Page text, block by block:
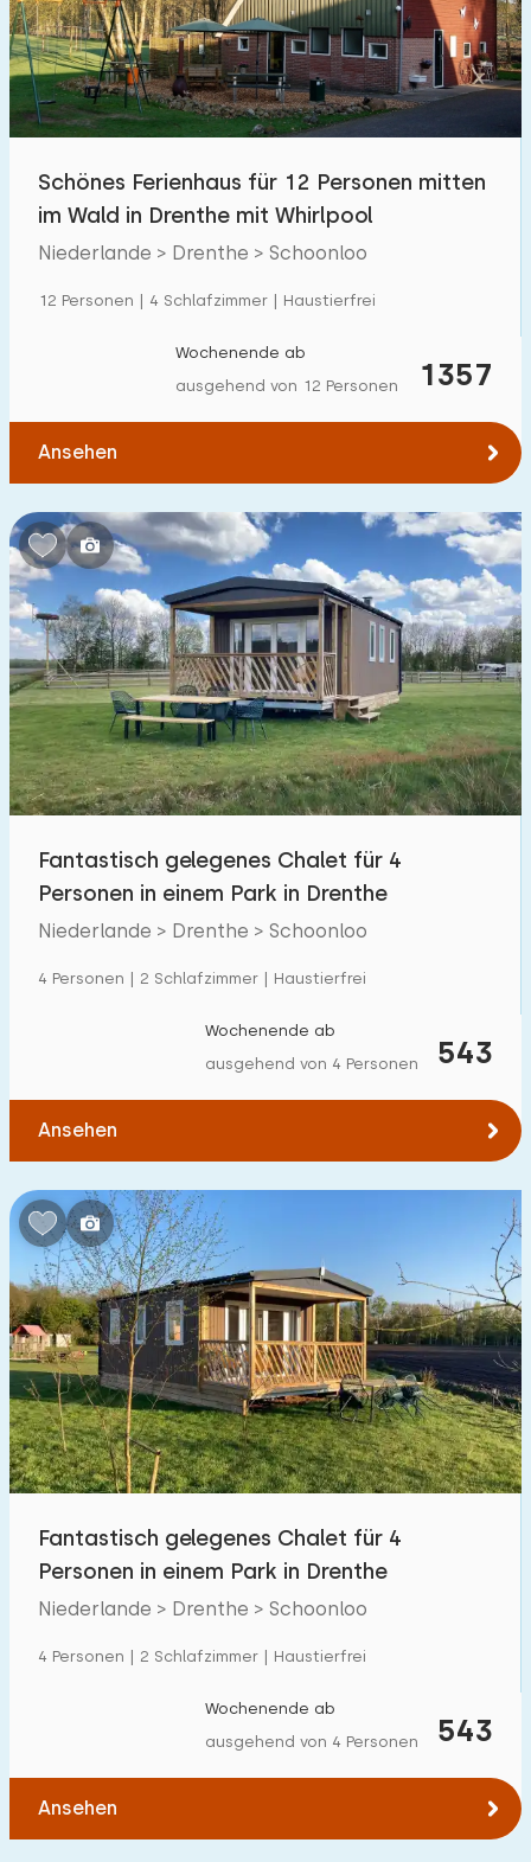
Schwimmbad 1
Eingezäunter Garten 2
Haustierfrei
Ladestation Auto
€ 0 — € 1000+
Schlafzimmern:
2 3 4 5
Badezimmer:
1 2 3 4 5
Entfernungen
Von Schoonloo(max. km):
Zum Meer(max. km):
10 20
1 2
Zum Wasser (max. km)
1 2 5 10 20
Zu öffentlichen Verkehrsmitteln(max. km):
0,2 0,5 1 2 5
Unterkunft
Im Ferienpark
Einfamilienhaus
Ferienbauernhof
Tiny house
Schönes Ferienhaus für 12 Personen mitten
im Wald in Drenthe mit Whirlpool
Niederlande > Drenthe > Schoonloo
12 Personen | 4 Schlafzimmer | Haustierfrei
1357
Wochenende ab
ausgehend von 12 Personen
Ansehen
Fantastisch gelegenes Chalet für 4
Personen in einem Park in Drenthe
Niederlande > Drenthe > Schoonloo
4 Personen | 2 Schlafzimmer | Haustierfrei
543
Wochenende ab
ausgehend von 4 Personen
Ansehen
Fantastisch gelegenes Chalet für 4
Personen in einem Park in Drenthe
Niederlande > Drenthe > Schoonloo
4 Personen | 2 Schlafzimmer | Haustierfrei
543
Wochenende ab
ausgehend von 4 Personen
Ansehen